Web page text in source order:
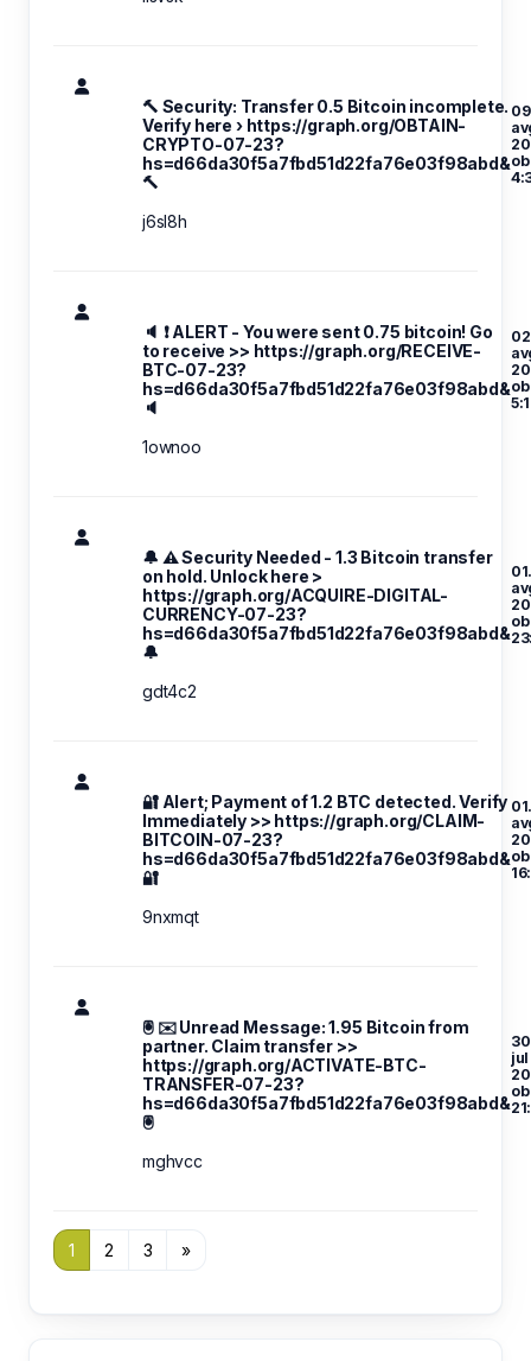
🔨 Security: Transfer 0.5 Bitcoin incomplete.
Verify here › https://graph.org/OBTAIN-
CRYPTO-07-23?
hs=d66da30f5a7fbd51d22fa76e03f98abd&
🔨
ob
j6sl8h
🔈 ❗ ALERT - You were sent 0.75 bitcoin! Go
to receive >> https://graph.org/RECEIVE-
BTC-07-23?
hs=d66da30f5a7fbd51d22fa76e03f98abd&
🔈
ob
1ownoo
🔔 ⚠️ Security Needed - 1.3 Bitcoin transfer
on hold. Unlock here >
https://graph.org/ACQUIRE-DIGITAL-
CURRENCY-07-23?
hs=d66da30f5a7fbd51d22fa76e03f98abd&
🔔
ob
gdt4c2
🔐 Alert; Payment of 1.2 BTC detected. Verify
Immediately >> https://graph.org/CLAIM-
BITCOIN-07-23?
hs=d66da30f5a7fbd51d22fa76e03f98abd&
🔐
ob
9nxmqt
🖲 ✉️ Unread Message: 1.95 Bitcoin from
partner. Claim transfer >>
https://graph.org/ACTIVATE-BTC-
TRANSFER-07-23?
hs=d66da30f5a7fbd51d22fa76e03f98abd&
🖲
jul
ob
mghvcc
1 2 3 »